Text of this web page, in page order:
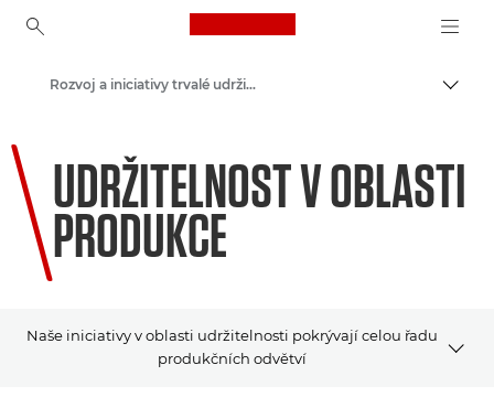
Canon Logo, back to
Rozvoj a iniciativy trvalé udržitelnosti
UDRŽITELNOST V OBLASTI
PRODUKCE
Naše iniciativy v oblasti udržitelnosti pokrývají celou řadu
produkčních odvětví